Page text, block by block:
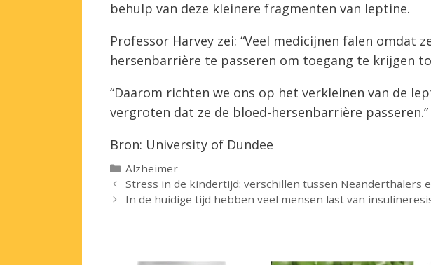
behulp van deze kleinere fragmenten van leptine.
Professor Harvey zei: “Veel medicijnen falen omdat
hersenbarrière te passeren om toegang te krijgen
“Daarom richten we ons op het verkleinen van de
vergroten dat ze de bloed-hersenbarrière passeren.”
Bron: University of Dundee
Categorieën
Alzheimer
Stress in de kindertijd: verschillen tussen Neanderthalers
In de huidige tijd hebben veel mensen last van